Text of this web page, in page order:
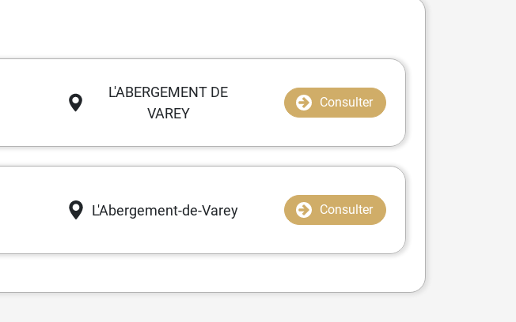
L'ABERGEMENT DE
VAREY
Consulter
L'Abergement-de-Varey Consulter